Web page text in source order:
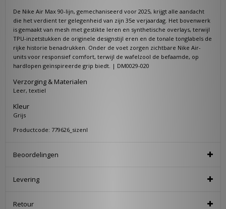
De Nike Air Max 90-lijn, gemechaniseerd voor 2025, krijgt alle aandacht
die het verdient ter gelegenheid van zijn 35e verjaardag. Het bovenwerk
is gemaakt van mesh met gestikte leren en synthetische overlays, terwijl
TPU-inzetstukken de originele designstijl eren en de tonale tonglabels de
rijke historie benadrukken. Onder de voet zorgen zichtbare Nike Air-
units voor responsief comfort, terwijl de wafelzool de befaamde, op
hardlopen geïnspireerde grip biedt. | DM0029-020
Verzorging & Materialen
Leer, textiel
Kleur
Grijs
Productcode: 779626_sizenl
Beoordelingen
Levering
Retour